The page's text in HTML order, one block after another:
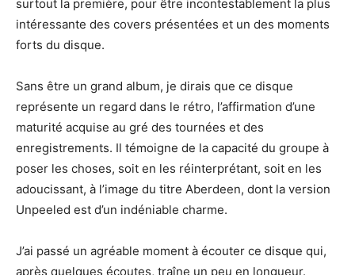
surtout la première, pour être incontestablement la plus
intéressante des covers présentées et un des moments
forts du disque.
Sans être un grand album, je dirais que ce disque
représente un regard dans le rétro, l’affirmation d’une
maturité acquise au gré des tournées et des
enregistrements. Il témoigne de la capacité du groupe à
poser les choses, soit en les réinterprétant, soit en les
adoucissant, à l’image du titre Aberdeen, dont la version
Unpeeled est d’un indéniable charme.
J’ai passé un agréable moment à écouter ce disque qui,
après quelques écoutes, traîne un peu en longueur.